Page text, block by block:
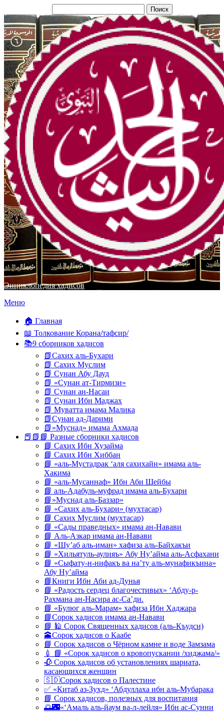
Энциклопедия хадисов
Перейти
содержимому
Меню
🏠 Главная
📖 Толкование Корана/тафсир/
📚9 сборников хадисов
📗Сахих аль-Бухари
📗 Сахих Муслим
📗 Сунан Абу Дауд
📗 «Сунан ат-Тирмизи»
📗 Сунан ан-Насаи
📗 Сунан Ибн Маджах
📗 Муватта имама Малика
📗Сунан ад-Дарими
📗»Муснад» имама Ахмада
📕📗📘 Разные сборники хадисов
📘 Сахих Ибн Хузайма
📘 Сахих Ибн Хиббан
📘 «аль-Мустадрак ‘аля сахихайн» имама аль-
Хакима
📘 «аль-Мусаннаф» Ибн Аби Шейбы
📘 аль-Адабуль-муфрад имама аль-Бухари
📘»Муснад аль-Баззар»
📘 «Сахих аль-Бухари» (мухтасар)
📘 Сахих Муслим (мухтасар)
📘 «Сады праведных» имама ан-Навави
📘 Аль-Азкар имама ан-Навави
📘 «Шу’аб аль-иман» хафиза аль-Байхакъи
📘 «Хильятуль-аулияъ» Абу Ну’айма аль-Асфахани
📘 «Сыфату-н-нифакъ ва на’ту аль-мунафикъина»
Абу Ну’айма
📘Книги Ибн Аби ад-Дунья
📘 «Радость сердец благочестивых» ‘Абду-р-
Рахмана ан-Насира ас-Са’ди.
📘 «Булюг аль-Марам» хафиза Ибн Хаджара
📘Сорок хадисов имама ан-Навави
📘 🕌 Сорок Священных хадисов (аль-Къудси)
🕋Сорок хадисов о Каабе
📘 Сорок хадисов о Чёрном камне и воде Замзама
💉 📘 «Сорок хадисов о кровопускании /хиджама/»
🥀 Сорок хадисов об установлениях шариата,
касающихся женщин
🇸🇩Сорок хадисов о Палестине
✅ «Китаб аз-Зухд» ‘Абдуллаха ибн аль-Мубарака
📘 Сорок хадисов, полезных для воспитания
🌅🌃«‘Амаль аль-йаум ва-л-лейля» Ибн ас-Сунни